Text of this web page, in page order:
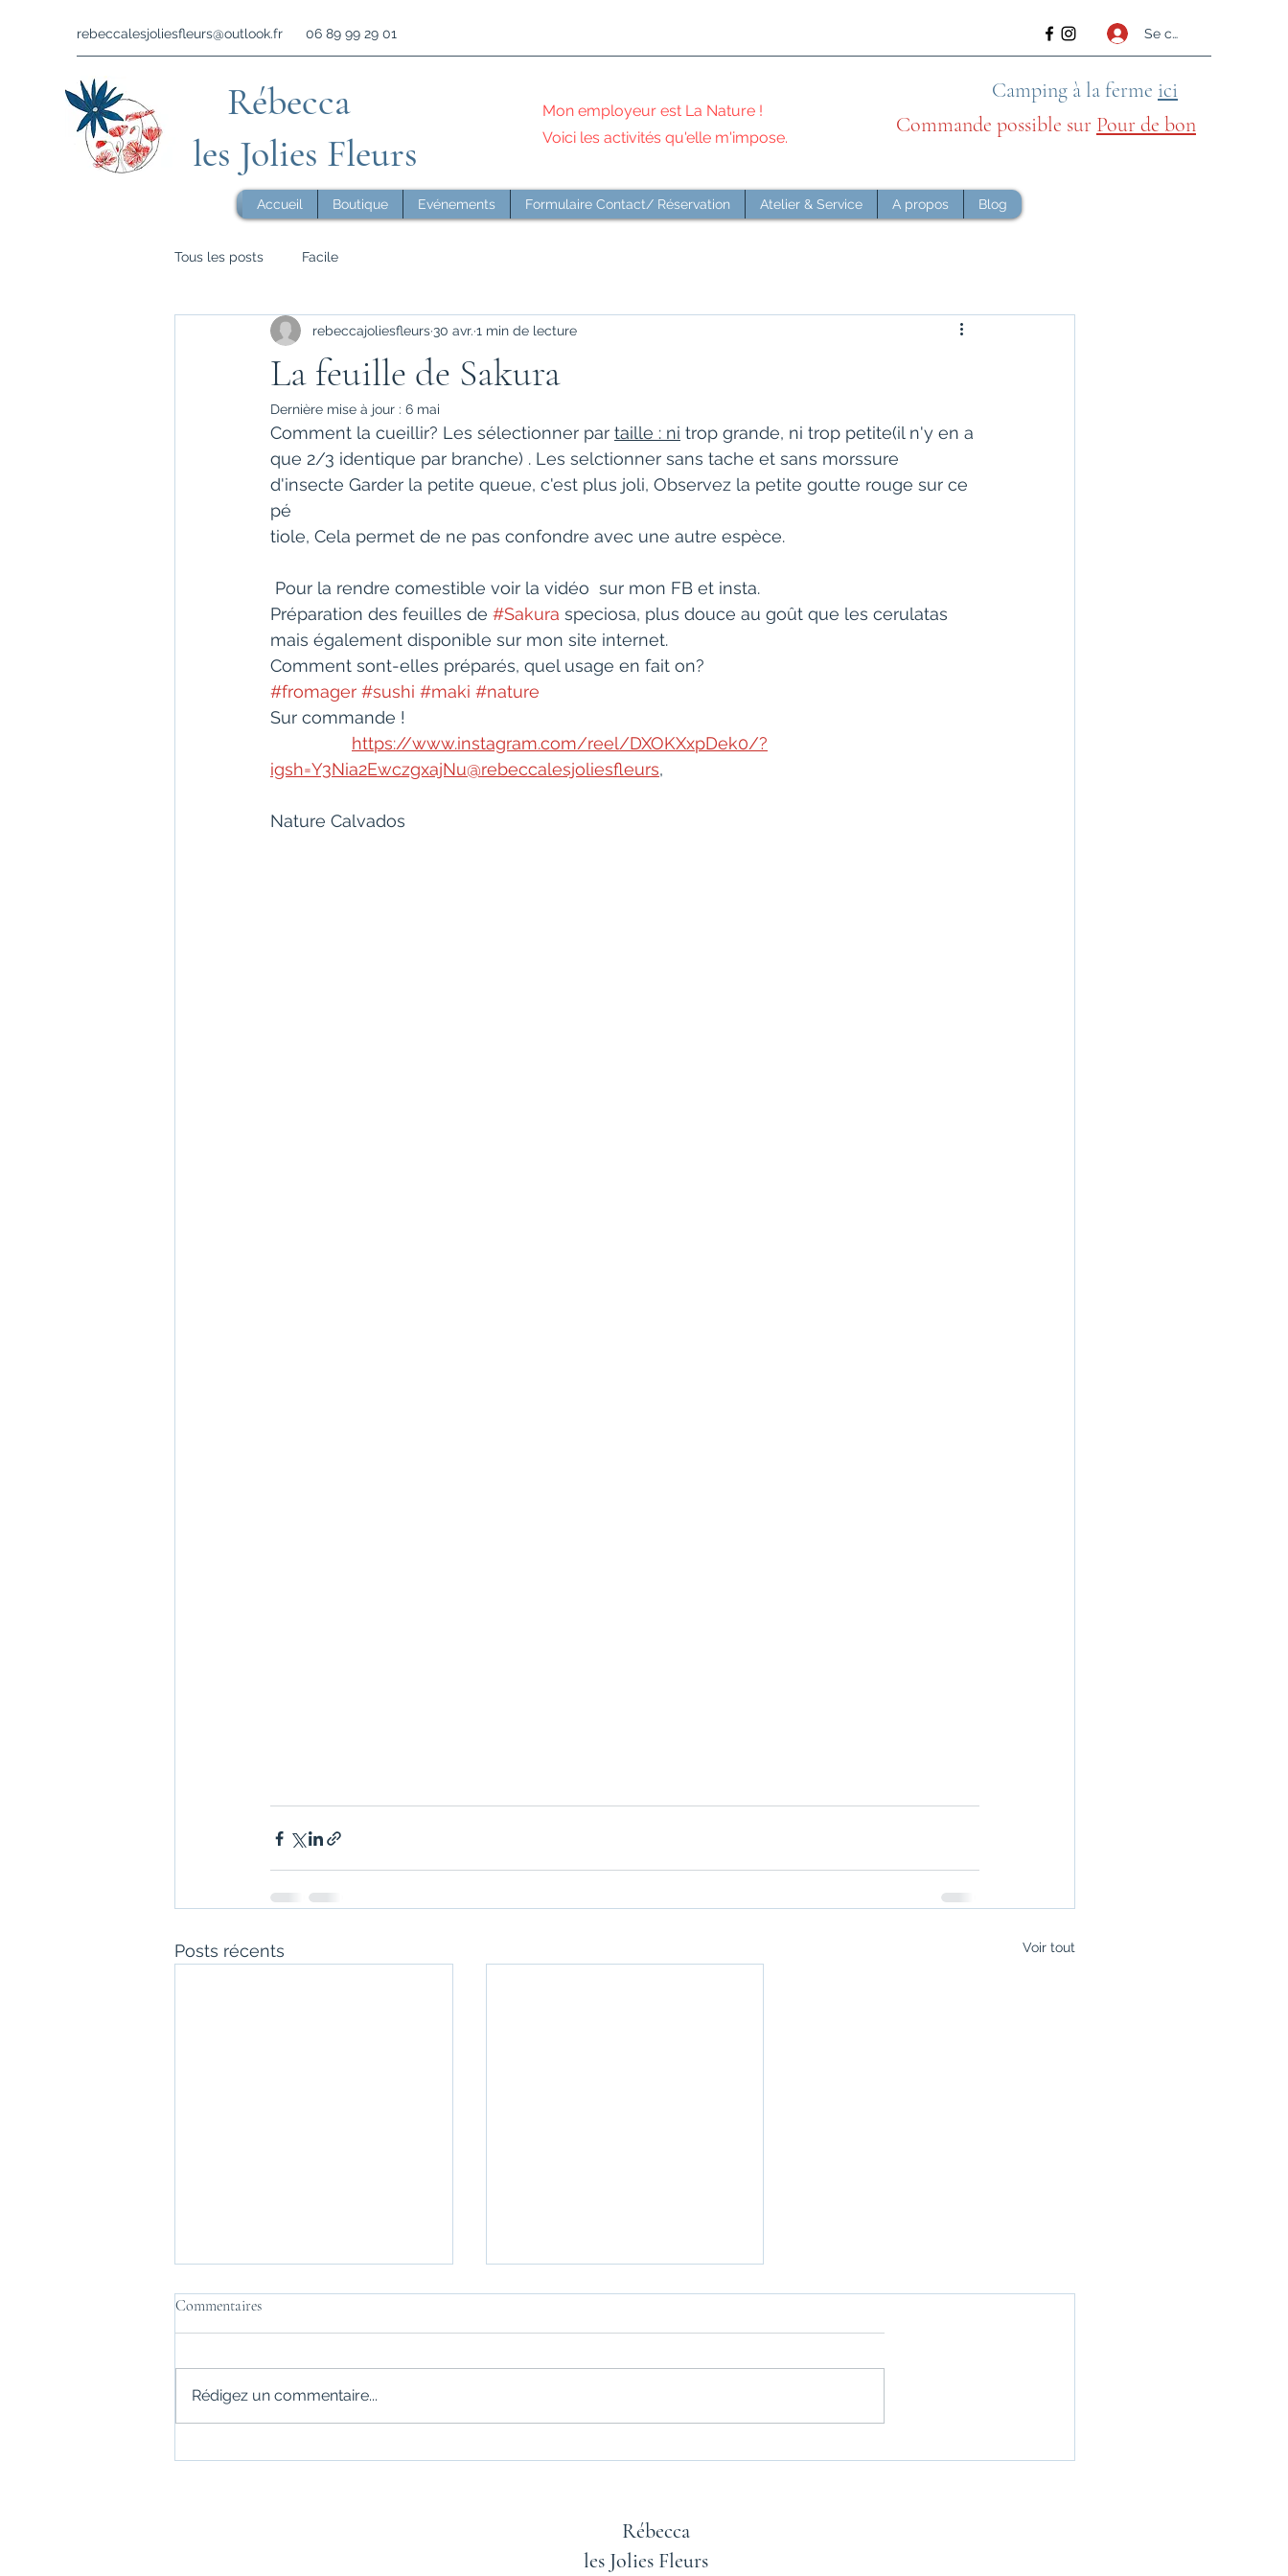
rebeccalesjoliesfleurs@outlook.fr 06 89 99 29 01 Se connecter
Rébecca
les Jolies Fleurs
Camping à la ferme ici
Commande possible sur Pour de bon
Mon employeur est La Nature !
Voici les activités qu'elle m'impose.
Accueil Boutique Evénements Formulaire Contact/ Réservation Atelier & Service A propos Blog
Tous les posts Facile
La feuille de Sakura
rebeccajoliesfleurs30 avr. 1 min de lecture
Dernière mise à jour : 6 mai
Comment la cueillir? Les sélectionner par taille : ni trop grande, ni trop petite(il n'y en a
que 2/3 identique par branche) . Les selctionner sans tache et sans morssure
d'insecte Garder la petite queue, c'est plus joli, Observez la petite goutte rouge sur ce
pé
tiole, Cela permet de ne pas confondre avec une autre espèce.
Pour la rendre comestible voir la vidéo  sur mon FB et insta.
Préparation des feuilles de #Sakura speciosa, plus douce au goût que les cerulatas
mais également disponible sur mon site internet.
Comment sont-elles préparés, quel usage en fait on?
#fromager #sushi #maki #nature
Sur commande !
https://www.instagram.com/reel/DXOKXxpDek0/?
igsh=Y3Nia2EwczgxajNu@rebeccalesjoliesfleurs,
Nature Calvados
Posts récents Voir tout
L'ortie
Commentaires
Rédigez un commentaire...
Rébecca
les Jolies Fleurs